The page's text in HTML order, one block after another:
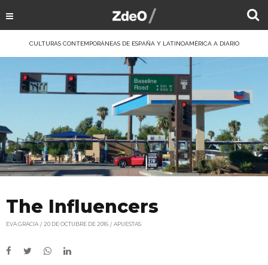
CULTURAS CONTEMPORÁNEAS DE ESPAÑA Y LATINOAMÉRICA A DIARIO
The Influencers
EVA GRACIA 20 DE OCTUBRE DE 2016 APUESTAS